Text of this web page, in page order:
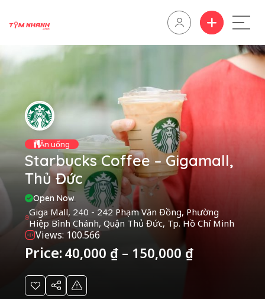
Ăn uống
Starbucks Coffee – Gigamall,
Thủ Đức
Open Now
Giga Mall, 240 - 242 Phạm Văn Đồng, Phường
Hiệp Bình Chánh, Quận Thủ Đức, Tp. Hồ Chí Minh
Views: 100.566
Price: 40,000 ₫ – 150,000 ₫